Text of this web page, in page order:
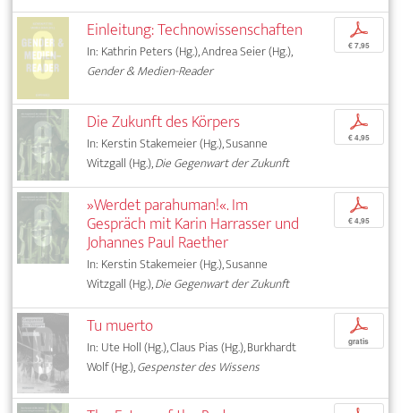
Einleitung: Technowissenschaften
In: Kathrin Peters (Hg.), Andrea Seier (Hg.),
Gender & Medien-Reader
p
€ 7,95
Die Zukunft des Körpers
In: Kerstin Stakemeier (Hg.), Susanne
Witzgall (Hg.),Die Gegenwart der Zukunft
p
€ 4,95
»Werdet parahuman!«. Im
Gespräch mit Karin Harrasser und
Johannes Paul Raether
In: Kerstin Stakemeier (Hg.), Susanne
Witzgall (Hg.),Die Gegenwart der Zukunft
p
€ 4,95
Tu muerto
In: Ute Holl (Hg.), Claus Pias (Hg.), Burkhardt
Wolf (Hg.),Gespenster des Wissens
p
gratis